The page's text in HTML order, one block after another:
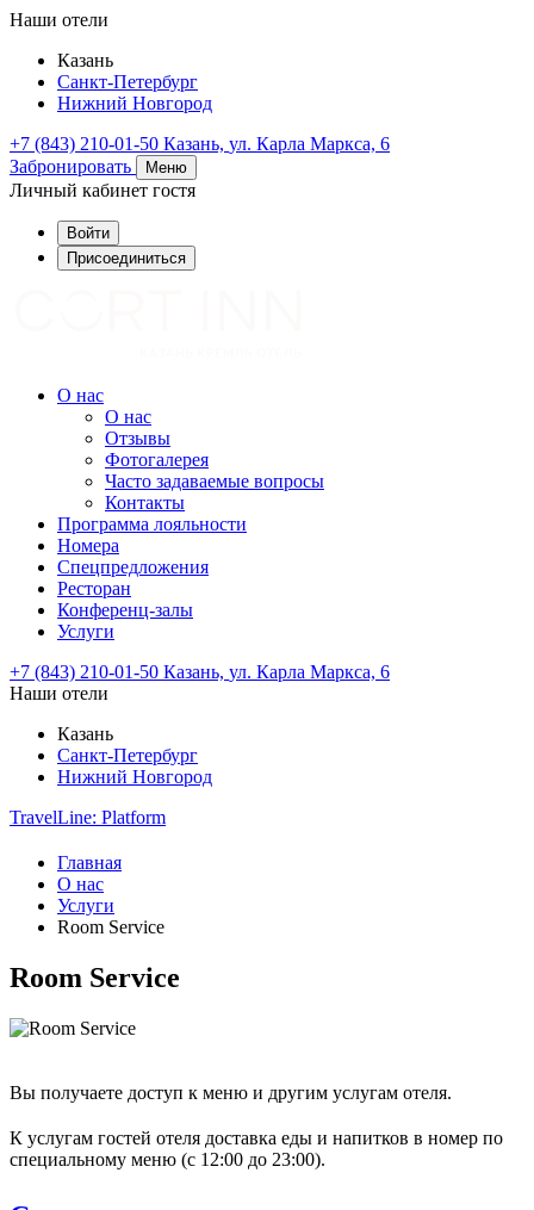
Наши отели
Казань
Санкт-Петербург
Нижний Новгород
+7 (843) 210-01-50 Казань, ул. Карла Маркса, 6
Забронировать
Меню
Личный кабинет гостя
Войти
Присоединиться
О нас
О нас
Отзывы
Фотогалерея
Часто задаваемые вопросы
Контакты
Программа лояльности
Номера
Спецпредложения
Ресторан
Конференц-залы
Услуги
+7 (843) 210-01-50 Казань, ул. Карла Маркса, 6
Наши отели
Казань
Санкт-Петербург
Нижний Новгород
TravelLine: Platform
Главная
О нас
Услуги
Room Service
Room Service
Вы получаете доступ к меню и другим услугам отеля.
К услугам гостей отеля доставка еды и напитков в номер по
специальному меню (c 12:00 до 23:00).